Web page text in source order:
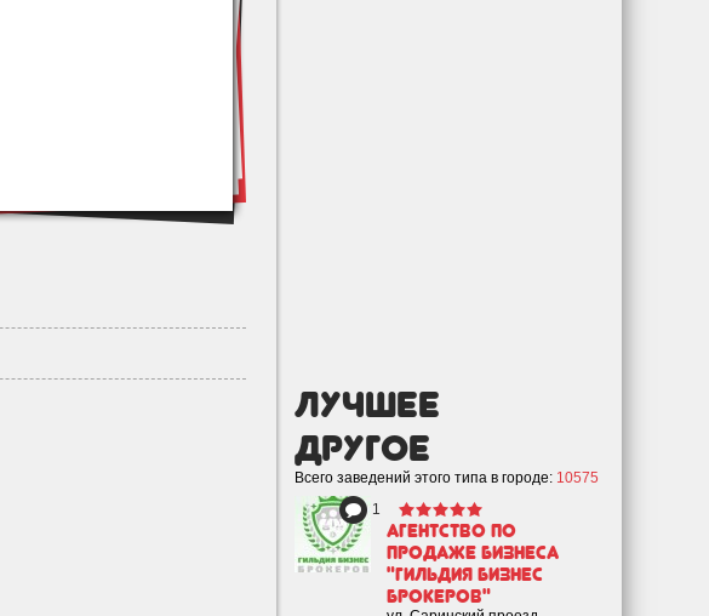
лучшее
Другое
Всего заведений этого типа в городе: 10575
1
Агентство по
продаже бизнеса
"Гильдия Бизнес
Брокеров"